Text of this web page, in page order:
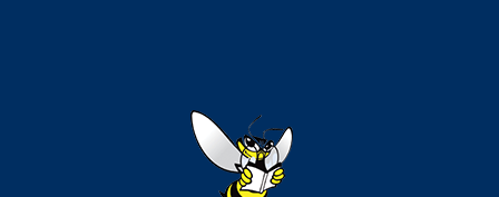
Izletište i vinotočje VINIA